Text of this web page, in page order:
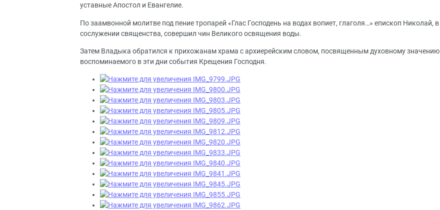
уставные Апостол и Евангелие.
По заамвонной молитве под пение тропарей «Глас Господень на водах вопиет, глаголя…» епископ Николай, в
сослужении священства, совершил чин Великого освящения воды.
Затем Владыка обратился к прихожанам храма с архиерейским словом, посвященным духовному значению
воспоминаемого в эти дни события Крещения Господня.